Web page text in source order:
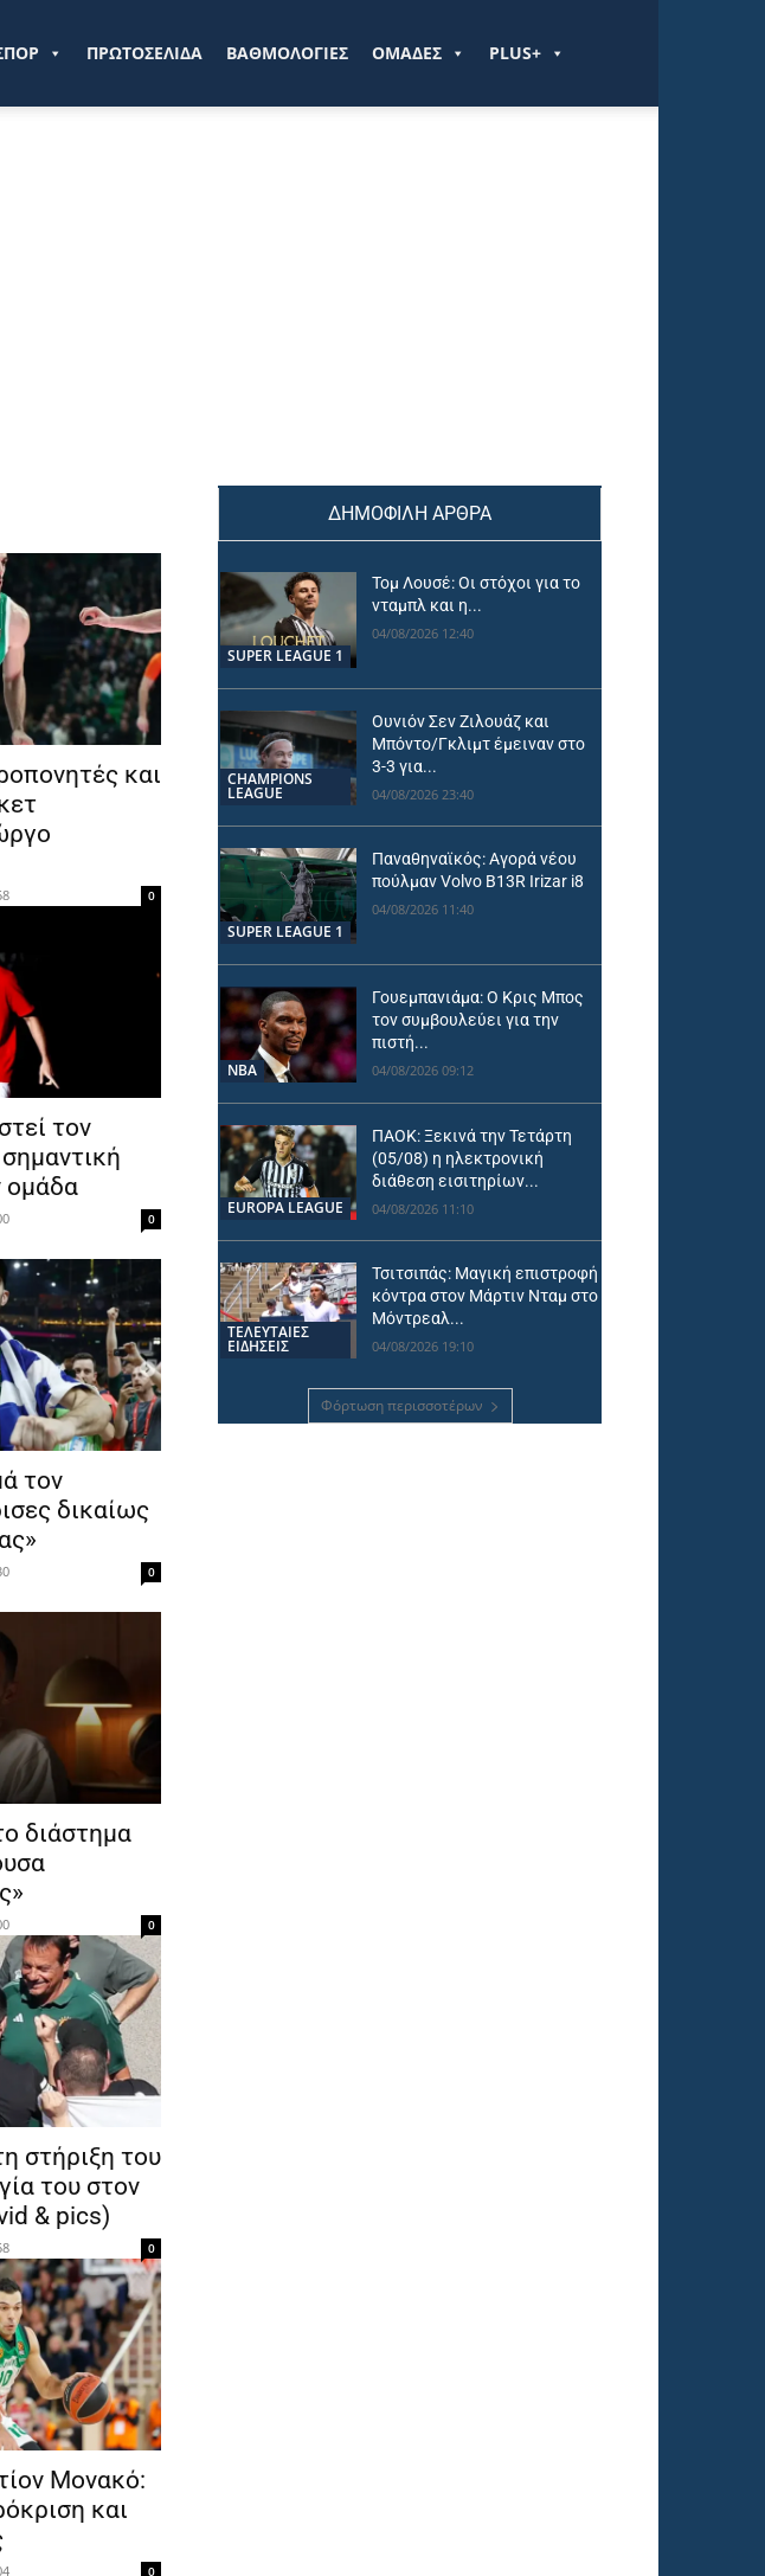
ΠΡΩΤΟΣΕΛΙΔΑ ΒΑΘΜΟΛΟΓΙΕΣ ΟΜΑΔΕΣ PLUS+
και
0
τον
ομάδα
0
τον
δικαίως
0
διάστημα
0
στήριξη του
του στον
& pics)
0
Μονακό:
και
0
ΔΗΜΟΦΙΛΗ ΑΡΘΡΑ
SUPER LEAGUE 1
Τομ Λουσέ: Οι στόχοι για το
νταμπλ και η...
04/08/2026 12:40
CHAMPIONS
LEAGUE
Ουνιόν Σεν Ζιλουάζ και
Μπόντο/Γκλιμτ έμειναν στο
3-3 για...
04/08/2026 23:40
SUPER LEAGUE 1
Παναθηναϊκός: Αγορά νέου
πούλμαν Volvo B13R Irizar i8
04/08/2026 11:40
NBA
Γουεμπανιάμα: Ο Κρις Μπος
τον συμβουλεύει για την
πιστή...
04/08/2026 09:12
EUROPA LEAGUE
ΠΑΟΚ: Ξεκινά την Τετάρτη
(05/08) η ηλεκτρονική
διάθεση εισιτηρίων...
04/08/2026 11:10
ΤΕΛΕΥΤΑΙΕΣ
ΕΙΔΗΣΕΙΣ
Τσιτσιπάς: Μαγική επιστροφή
κόντρα στον Μάρτιν Νταμ στο
Μόντρεαλ...
04/08/2026 19:10
Φόρτωση περισσοτέρων